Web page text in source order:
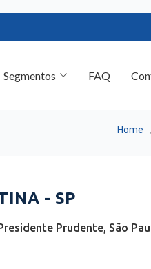
- SP
Prudente, São